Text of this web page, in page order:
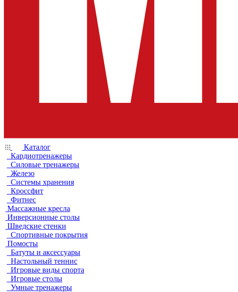
Каталог
Кардиотренажеры
Силовые тренажеры
Железо
Системы хранения
Кроссфит
Фитнес
Массажные кресла
Инверсионные столы
Шведские стенки
Спортивные покрытия
Помосты
Батуты и аксессуары
Настольный теннис
Игровые виды спорта
Игровые столы
Умные тренажеры